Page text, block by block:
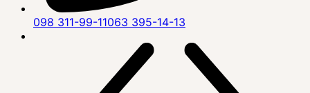
098 311-99-11063 395-14-13